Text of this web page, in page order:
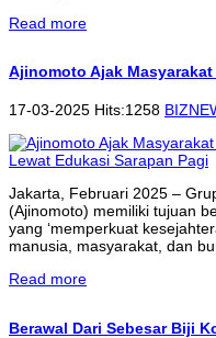
Read more
Ajinomoto Ajak
17-03-2025 Hits:1258
Jakarta, Februari 2025 –
(Ajinomoto) memiliki tujuan
yang ‘memperkuat
manusia, masyarakat, dan
Read more
Berawal Dari Sebesar Biji